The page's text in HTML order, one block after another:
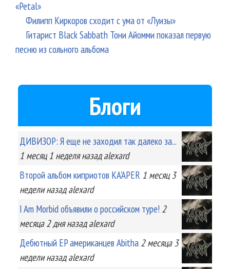
«Petal»
Филипп Киркоров сходит с ума от «Луизы»
Гитарист Black Sabbath Тони Айомми показал первую
песню из сольного альбома
Блоги
ДИВИЗОР: Я еще не заходил так далеко за...
1 месяц 1 неделяназад alexard
Второй альбом киприотов KA'APER 1 месяц 3
неделиназад alexard
I Am Morbid объявили о российском туре! 2
месяца 2 дняназад alexard
Дебютный EP американцев Abitha 2 месяца 3
неделиназад alexard